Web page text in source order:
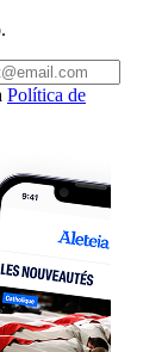
Política de